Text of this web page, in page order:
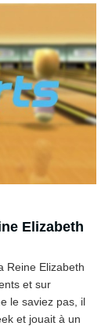
Elizabeth
Reine Elizabeth
et sur
le saviez pas, il
et jouait à un